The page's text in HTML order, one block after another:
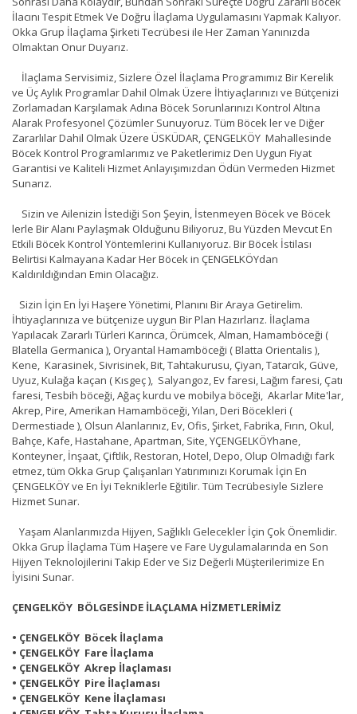
İlacını Tespit Etmek Ve Doğru İlaçlama Uygulamasını Yapmak Kalıyor.
Okka Grup İlaçlama Şirketi Tecrübesi ile Her Zaman Yanınızda
Olmaktan Onur Duyarız.
İlaçlama Servisimiz, Sizlere Özel İlaçlama Programımız Bir Kerelik
ve Üç Aylık Programlar Dahil Olmak Üzere İhtiyaçlarınızı ve Bütçenizi
Zorlamadan Karşılamak Adına Böcek Sorunlarınızı Kontrol Altına
Alarak Profesyonel Çözümler Sunuyoruz. Tüm Böcek ler ve Diğer
Zararlılar Dahil Olmak Üzere ÜSKÜDAR, ÇENGELKÖY Mahallesinde
Böcek Kontrol Programlarımız ve Paketlerimiz Den Uygun Fiyat
Garantisi ve Kaliteli Hizmet Anlayışımızdan Ödün Vermeden Hizmet
Sunarız.
Sizin ve Ailenizin İstediği Son Şeyin, İstenmeyen Böcek ve Böcek
lerle Bir Alanı Paylaşmak Olduğunu Biliyoruz, Bu Yüzden Mevcut En
Etkili Böcek Kontrol Yöntemlerini Kullanıyoruz. Bir Böcek İstilası
Belirtisi Kalmayana Kadar Her Böcek in ÇENGELKÖYdan
Kaldırıldığından Emin Olacağız.
Sizin İçin En İyi Haşere Yönetimi, Planını Bir Araya Getirelim.
İhtiyaçlarınıza ve bütçenize uygun Bir Plan Hazırlarız. İlaçlama
Yapılacak Zararlı Türleri Karınca, Örümcek, Alman, Hamamböceği (
Blatella Germanica ), Oryantal Hamamböceği ( Blatta Orientalis ),
Kene, Karasinek, Sivrisinek, Bit, Tahtakurusu, Çiyan, Tatarcık, Güve,
Uyuz, Kulağa kaçan ( Kısgeç ), Salyangoz, Ev faresi, Lağım faresi, Çatı
faresi, Tesbih böceği, Ağaç kurdu ve mobilya böceği, Akarlar Mite'lar,
Akrep, Pire, Amerikan Hamamböceği, Yılan, Deri Böcekleri (
Dermestiade ), Olsun Alanlarınız, Ev, Ofis, Şirket, Fabrika, Fırın, Okul,
Bahçe, Kafe, Hastahane, Apartman, Site, YÇENGELKÖYhane,
Konteyner, İnşaat, Çiftlik, Restoran, Hotel, Depo, Olup Olmadığı fark
etmez, tüm Okka Grup Çalışanları Yatırımınızı Korumak İçin En
ÇENGELKÖY ve En İyi Tekniklerle Eğitilir. Tüm Tecrübesiyle Sizlere
Hizmet Sunar.
Yaşam Alanlarımızda Hijyen, Sağlıklı Gelecekler İçin Çok Önemlidir.
Okka Grup İlaçlama Tüm Haşere ve Fare Uygulamalarında en Son
Hijyen Teknolojilerini Takip Eder ve Siz Değerli Müşterilerimize En
İyisini Sunar.
ÇENGELKÖY BÖLGESİNDE İLAÇLAMA HİZMETLERİMİZ
• ÇENGELKÖY Böcek İlaçlama
• ÇENGELKÖY Fare İlaçlama
• ÇENGELKÖY Akrep İlaçlaması
• ÇENGELKÖY Pire İlaçlaması
• ÇENGELKÖY Kene İlaçlaması